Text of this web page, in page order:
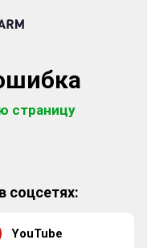
страницу
соцсетях:
YouTube